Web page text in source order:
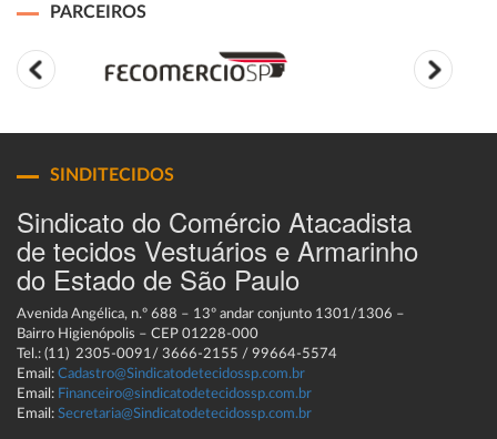
PARCEIROS
SINDITECIDOS
Sindicato do Comércio Atacadista
de tecidos Vestuários e Armarinho
do Estado de São Paulo
Avenida Angélica, n.º 688 – 13º andar conjunto 1301/1306 –
Bairro Higienópolis – CEP 01228-000
Tel.: (11) 2305-0091/ 3666-2155 / 99664-5574
Email: Cadastro@Sindicatodetecidossp.com.br
Email: Financeiro@sindicatodetecidossp.com.br
Email: Secretaria@Sindicatodetecidossp.com.br